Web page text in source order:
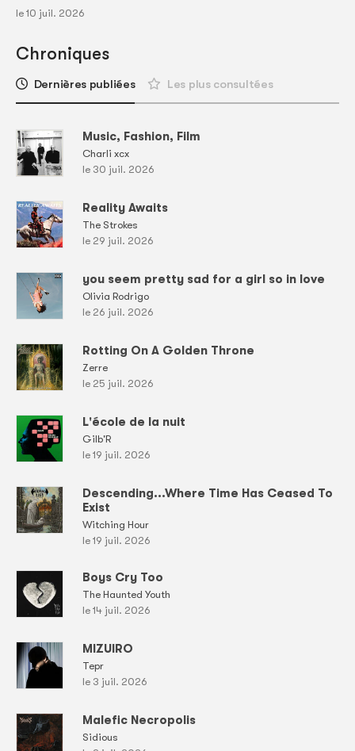
le 10 juil. 2026
Chroniques
Dernières publiées Les plus consultées
Music, Fashion, Film
Charli xcx
le 30 juil. 2026
Reality Awaits
The Strokes
le 29 juil. 2026
you seem pretty sad for a girl so in love
Olivia Rodrigo
le 26 juil. 2026
Rotting On A Golden Throne
Zerre
le 25 juil. 2026
L'école de la nuit
Gilb'R
le 19 juil. 2026
Descending...Where Time Has Ceased To
Exist
Witching Hour
le 19 juil. 2026
Boys Cry Too
The Haunted Youth
le 14 juil. 2026
MIZUIRO
Tepr
le 3 juil. 2026
Malefic Necropolis
Sidious